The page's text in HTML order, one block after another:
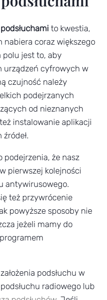
to kwestia,
nabiera coraz większego
polu jest to, aby
urządzeń cyfrowych w
czujność należy
podejrzanych
od nieznanych
instalowanie aplikacji
podejrzenia, że nasz
pierwszej kolejności
antywirusowego.
też przywrócenie
powyższe sposoby nie
jeżeli mamy do
podsłuchu w
radiowego lub